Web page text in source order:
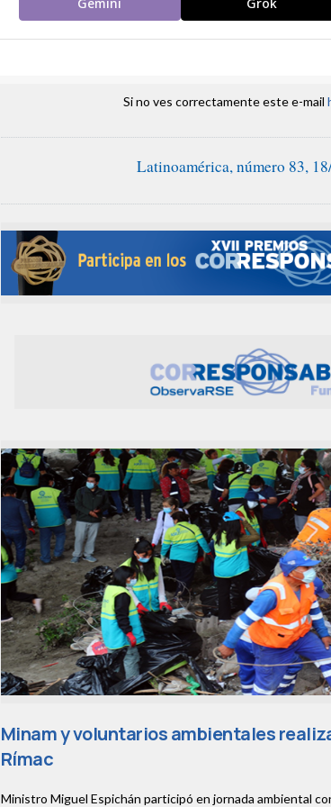
Si no ves correctamente este e-mail
Latinoamérica, número 83,
Minam y voluntarios ambientales
Rímac
Ministro Miguel Espichán participó en jornada ambiental